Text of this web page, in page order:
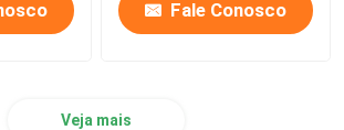
Fale Conosco
Veja mais